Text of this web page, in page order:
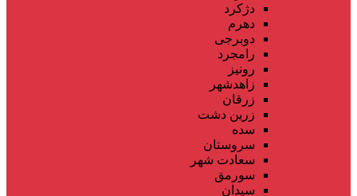
دژکرد
دهرم
دوبرجی
رامجرد
رونیز
زاهدشهر
زرقان
زرین دشت
سده
سروستان
سعادت شهر
سورمق
سیدان